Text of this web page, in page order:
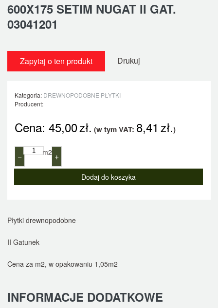
600X175 SETIM NUGAT II GAT.
03041201
Zapytaj o ten produkt Drukuj
Kategoria: DREWNOPODOBNE PŁYTKI
Producent:
Cena: 45,00zł. (w tym VAT: 8,41 zł.)
− m2 +
Płytki drewnopodobne
II Gatunek
Cena za m2, w opakowaniu 1,05m2
INFORMACJE DODATKOWE